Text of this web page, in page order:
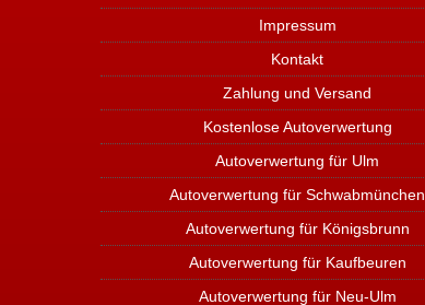
Impressum
Kontakt
Zahlung und Versand
Kostenlose Autoverwertung
Autoverwertung für Ulm
Autoverwertung für Schwabmünchen
Autoverwertung für Königsbrunn
Autoverwertung für Kaufbeuren
Autoverwertung für Neu-Ulm